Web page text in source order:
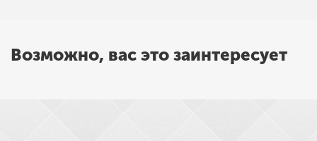
Возможно, вас это заинтересует